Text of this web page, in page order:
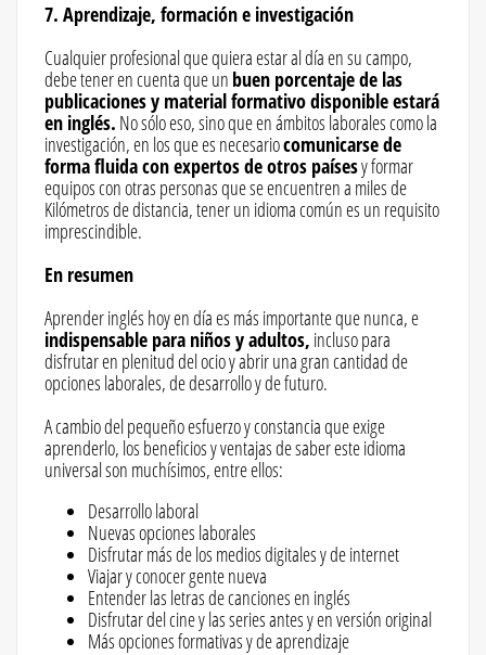
7. Aprendizaje, formación e investigación
Cualquier profesional que quiera estar al día en su campo,
debe tener en cuenta que un buen porcentaje de las
publicaciones y material formativo disponible estará
en inglés. No sólo eso, sino que en ámbitos laborales como la
investigación, en los que es necesariocomunicarse de
forma fluida con expertos de otros paísesy formar
equipos con otras personas que se encuentren a miles de
Kilómetros de distancia, tener un idioma común es un requisito
imprescindible.
En resumen
Aprender inglés hoy en día es más importante que nunca, e
indispensable para niños y adultos, incluso para
disfrutar en plenitud del ocio y abrir una gran cantidad de
opciones laborales, de desarrollo y de futuro.
A cambio del pequeño esfuerzo y constancia que exige
aprenderlo, los beneficios y ventajas de saber este idioma
universal son muchísimos, entre ellos:
Desarrollo laboral
Nuevas opciones laborales
Disfrutar más de los medios digitales y de internet
Viajar y conocer gente nueva
Entender las letras de canciones en inglés
Disfrutar del cine y las series antes y en versión original
Más opciones formativas y de aprendizaje